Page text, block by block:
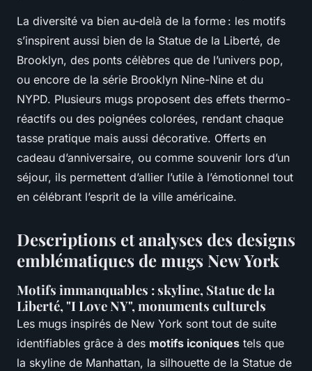
La diversité va bien au-delà de la forme : les motifs
s’inspirent aussi bien de la Statue de la Liberté, de
Brooklyn, des ponts célèbres que de l’univers pop,
ou encore de la série Brooklyn Nine-Nine et du
NYPD. Plusieurs mugs proposent des effets thermo-
réactifs ou des poignées colorées, rendant chaque
tasse pratique mais aussi décorative. Offerts en
cadeau d’anniversaire, ou comme souvenir lors d’un
séjour, ils permettent d’allier l’utile à l’émotionnel tout
en célébrant l’esprit de la ville américaine.
Descriptions et analyses des designs
emblématiques de mugs New York
Motifs immanquables : skyline, Statue de la
Liberté, "I Love NY", monuments culturels
Les mugs inspirés de New York sont tout de suite
identifiables grâce à des motifs iconiques tels que
la skyline de Manhattan, la silhouette de la Statue de